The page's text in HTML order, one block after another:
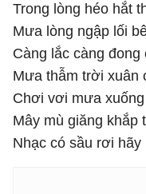
Trong lòng héo hắt
Mưa lòng ngập lối
Càng lắc càng
Mưa thẫm trời xuân
Chơi vơi mưa
Mây mù giăng khắp
Nhạc có sầu rơi hãy